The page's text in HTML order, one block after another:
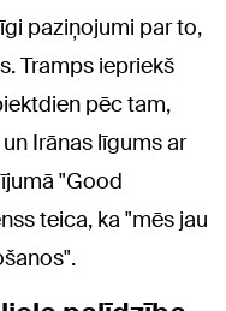
paziņojumi par to,
Tramps iepriekš
pēc tam,
Irānas līgums ar
"Good
teica, ka "mēs jau